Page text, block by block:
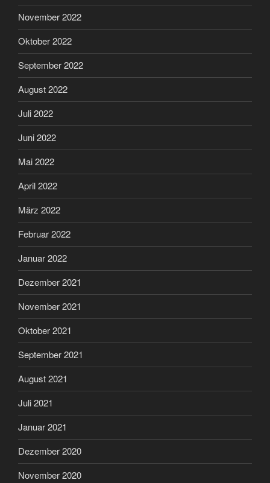
November 2022
Oktober 2022
September 2022
August 2022
Juli 2022
Juni 2022
Mai 2022
April 2022
März 2022
Februar 2022
Januar 2022
Dezember 2021
November 2021
Oktober 2021
September 2021
August 2021
Juli 2021
Januar 2021
Dezember 2020
November 2020